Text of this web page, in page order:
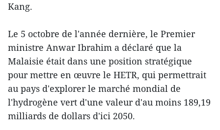
Kang.
Le 5 octobre de l'année dernière, le Premier
ministre Anwar Ibrahim a déclaré que la
Malaisie était dans une position stratégique
pour mettre en œuvre le HETR, qui permettrait
au pays d'explorer le marché mondial de
l'hydrogène vert d'une valeur d'au moins 189,19
milliards de dollars d'ici 2050.